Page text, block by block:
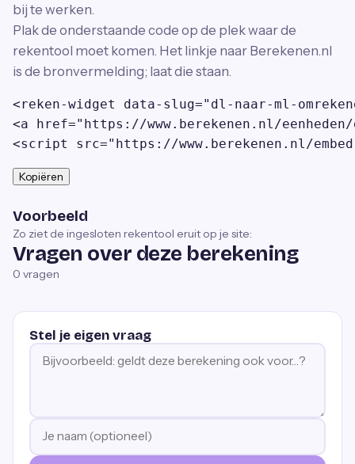
bij te werken.
Plak de onderstaande code op de plek waar de
rekentool moet komen. Het linkje naar Berekenen.nl
is de bronvermelding; laat die staan.
<reken-widget data-slug="dl-naar-ml-
<a href="https://www.berekenen.nl/
<script src="https://www.berekenen.nl/
Kopiëren
Voorbeeld
Zo ziet de ingesloten rekentool eruit op je site:
Vragen over deze berekening
0 vragen
Stel je eigen vraag